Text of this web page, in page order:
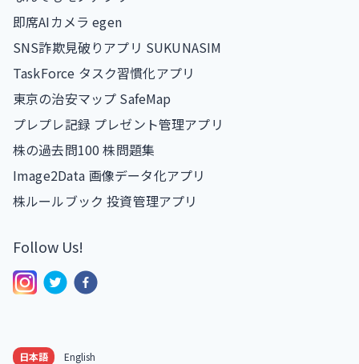
即席AIカメラ egen
SNS詐欺見破りアプリ SUKUNASIM
TaskForce タスク習慣化アプリ
東京の治安マップ SafeMap
プレプレ記録 プレゼント管理アプリ
株の過去問100 株問題集
Image2Data 画像データ化アプリ
株ルールブック 投資管理アプリ
Follow Us!
日本語 English